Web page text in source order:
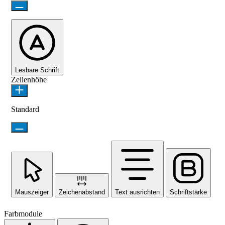
Lesbare Schrift
Zeilenhöhe
Standard
Mauszeiger Zeichenabstand Text ausrichten Schriftstärke
Farbmodule